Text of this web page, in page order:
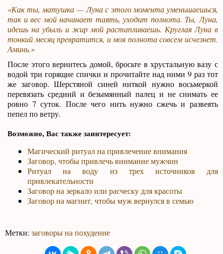
«Как ты, матушка — Луна с этого момента уменьшаешься,
так и вес мой начинает таять, уходит полнота. Ты, Луна,
идешь на убыль и жир мой растапливаешь. Круглая Луна в
тонкий месяц превратится, и моя полнота совсем исчезнет.
Аминь.»
После этого вернитесь домой, бросьте в хрустальную вазу с
водой три горящие спички и прочитайте над ними 9 раз тот
же заговор. Шерстяной синей ниткой нужно восьмеркой
перевязать средний и безымянный палец и не снимать ее
ровно 7 суток. После чего нить нужно сжечь и развеять
пепел по ветру.
Возможно, Вас также заинтересует:
Магический ритуал на привлечение внимания
Заговор, чтобы привлечь внимание мужчин
Ритуал на воду из трех источников для
привлекательности
Заговор на зеркало или расческу для красоты
Заговор на магнит, чтобы муж вернулся в семью
Метки:заговоры на похудение